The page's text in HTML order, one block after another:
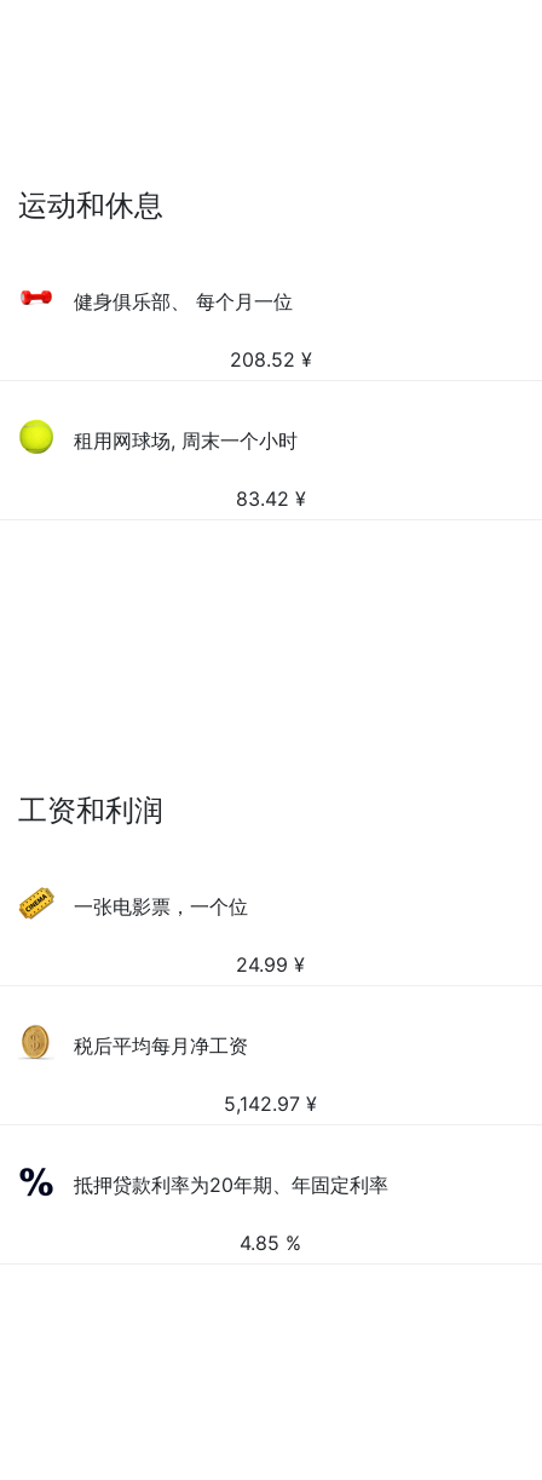
运动和休息
健身俱乐部、 每个月一位
208.52 ¥
租用网球场, 周末一个小时
83.42 ¥
工资和利润
一张电影票，一个位
24.99 ¥
税后平均每月净工资
5,142.97 ¥
抵押贷款利率为20年期、年固定利率
4.85 %